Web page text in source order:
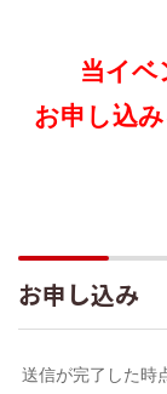
当イベ
お申し込
お申し込み
送信が完了した時